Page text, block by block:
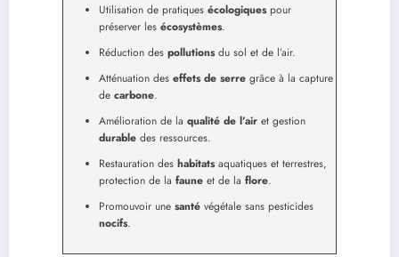
Utilisation de pratiques écologiquespour
préserver les écosystèmes.
Réduction des pollutionsdu sol et de l’air.
Atténuation des effets de serre grâce à la capture
de carbone.
Amélioration de la qualité de l’air et gestion
durable des ressources.
Restauration des habitatsaquatiques et terrestres,
protection de la faune et de la flore.
Promouvoir une santé végétale sans pesticides
nocifs.